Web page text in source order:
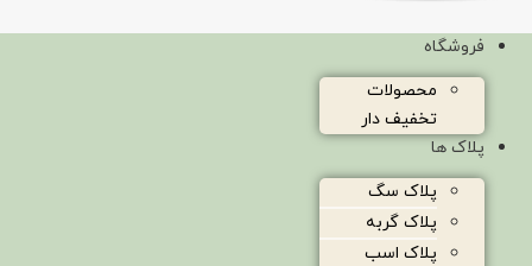
فروشگاه
محصولات
تخفیف دار
پلاک ها
پلاک سگ
پلاک گربه
پلاک اسب